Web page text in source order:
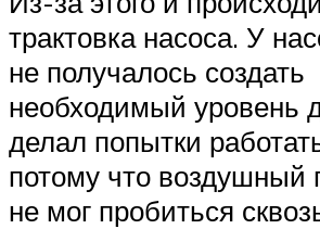
трактовка насоса. У
не получалось создать
необходимый уровень
делал попытки
потому что воздушный
не мог пробиться